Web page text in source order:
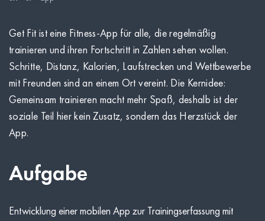
Get Fit ist eine Fitness-App für alle, die regelmäßig
trainieren und ihren Fortschritt in Zahlen sehen wollen.
Schritte, Distanz, Kalorien, Laufstrecken und Wettbewerbe
mit Freunden sind an einem Ort vereint. Die Kernidee:
Gemeinsam trainieren macht mehr Spaß, deshalb ist der
soziale Teil hier kein Zusatz, sondern das Herzstück der
App.
Aufgabe
Entwicklung einer mobilen App zur Trainingserfassung mit